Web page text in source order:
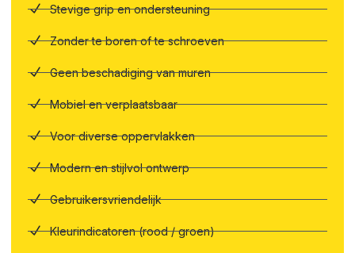
Stevige grip en ondersteuning
Zonder te boren of te schroeven
Geen beschadiging van muren
Mobiel en verplaatsbaar
Voor diverse oppervlakken
Modern en stijlvol ontwerp
Gebruikersvriendelijk
Kleurindicatoren (rood / groen)